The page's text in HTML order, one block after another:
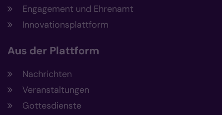
Engagement und Ehrenamt
Innovationsplattform
Aus der Plattform
Nachrichten
Veranstaltungen
Gottesdienste